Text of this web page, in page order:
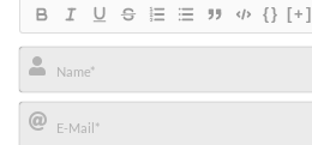
{} [+]
Name*